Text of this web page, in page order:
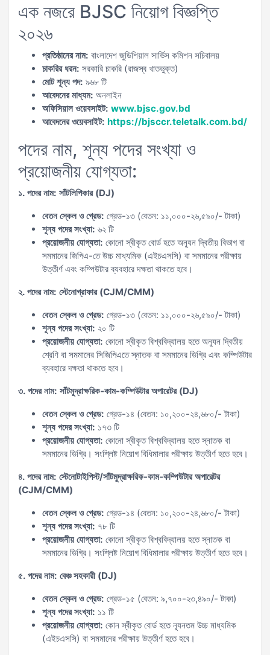
এক নজরে BJSC নিয়োগ বিজ্ঞপ্তি
২০২৬
প্রতিষ্ঠানের নাম: বাংলাদেশ জুডিশিয়াল সার্ভিস কমিশন সচিবালয়
চাকরির ধরন: সরকারি চাকরি (রাজস্ব খাতভুক্ত)
মোট শূন্য পদ: ৯৬৮ টি
আবেদনের মাধ্যম: অনলাইন
অফিসিয়াল ওয়েবসাইট: www.bjsc.gov.bd
আবেদনের ওয়েবসাইট: https://bjsccr.teletalk.com.bd/
পদের নাম, শূন্য পদের সংখ্যা ও
প্রয়োজনীয় যোগ্যতা:
১. পদের নাম: সাঁটলিপিকার (DJ)
বেতন স্কেল ও গ্রেড: গ্রেড-১৩ (বেতন: ১১,০০০-২৬,৫৯০/- টাকা)
শূন্য পদের সংখ্যা: ৬২ টি
প্রয়োজনীয় যোগ্যতা: কোনো স্বীকৃত বোর্ড হতে অন্যূন দ্বিতীয় বিভাগ বা
সমমানের জিপিএ-তে উচ্চ মাধ্যমিক (এইচএসসি) বা সমমানের পরীক্ষায়
উত্তীর্ণ এবং কম্পিউটার ব্যবহারে দক্ষতা থাকতে হবে।
২. পদের নাম: স্টেনোগ্রাফার (CJM/CMM)
বেতন স্কেল ও গ্রেড: গ্রেড-১৩ (বেতন: ১১,০০০-২৬,৫৯০/- টাকা)
শূন্য পদের সংখ্যা: ২০ টি
প্রয়োজনীয় যোগ্যতা: কোনো স্বীকৃত বিশ্ববিদ্যালয় হতে অন্যূন দ্বিতীয়
শ্রেণি বা সমমানের সিজিপিএতে স্নাতক বা সমমানের ডিগ্রি এবং কম্পিউটার
ব্যবহারে দক্ষতা থাকতে হবে।
৩. পদের নাম: সাঁটমুদ্রাক্ষরিক-কাম-কম্পিউটার অপারেটর (DJ)
বেতন স্কেল ও গ্রেড: গ্রেড-১৪ (বেতন: ১০,২০০-২৪,৬৮০/- টাকা)
শূন্য পদের সংখ্যা: ১৭৩ টি
প্রয়োজনীয় যোগ্যতা: কোনো স্বীকৃত বিশ্ববিদ্যালয় হতে স্নাতক বা
সমমানের ডিগ্রি। সংশ্লিষ্ট নিয়োগ বিধিমালার পরীক্ষায় উত্তীর্ণ হতে হবে।
৪. পদের নাম: স্টেনোটাইপিস্ট/সাঁটমুদ্রাক্ষরিক-কাম-কম্পিউটার অপারেটর
(CJM/CMM)
বেতন স্কেল ও গ্রেড: গ্রেড-১৪ (বেতন: ১০,২০০-২৪,৬৮০/- টাকা)
শূন্য পদের সংখ্যা: ৭৮ টি
প্রয়োজনীয় যোগ্যতা: কোনো স্বীকৃত বিশ্ববিদ্যালয় হতে স্নাতক বা
সমমানের ডিগ্রি। সংশ্লিষ্ট নিয়োগ বিধিমালার পরীক্ষায় উত্তীর্ণ হতে হবে।
৫. পদের নাম: বেঞ্চ সহকারী (DJ)
বেতন স্কেল ও গ্রেড: গ্রেড-১৫ (বেতন: ৯,৭০০-২৩,৪৯০/- টাকা)
শূন্য পদের সংখ্যা: ১১ টি
প্রয়োজনীয় যোগ্যতা: কোন স্বীকৃত বোর্ড হতে ন্যূনতম উচ্চ মাধ্যমিক
(এইচএসসি) বা সমমানের পরীক্ষায় উত্তীর্ণ হতে হবে।